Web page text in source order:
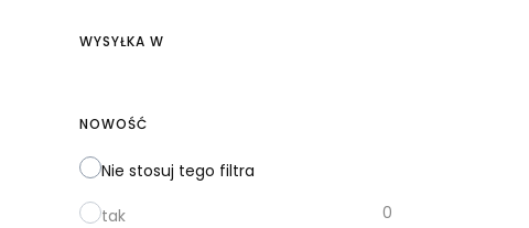
WYSYŁKA W
NOWOŚĆ
Nie stosuj tego filtra
tak 0